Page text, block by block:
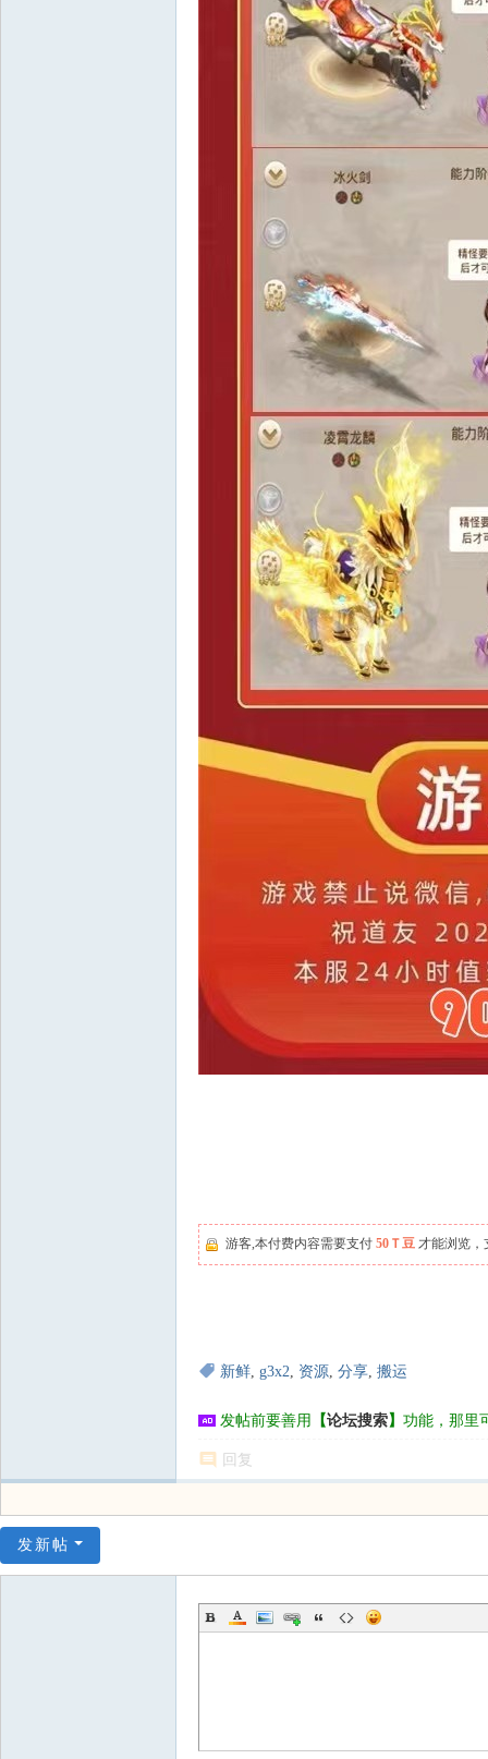
游客,本付费内容需要支付 50Ｔ豆 才能浏览，
新鲜, g3x2, 资源, 分享, 搬运
发帖前要善用 【论坛搜索】 功能，那里
回复
发新帖